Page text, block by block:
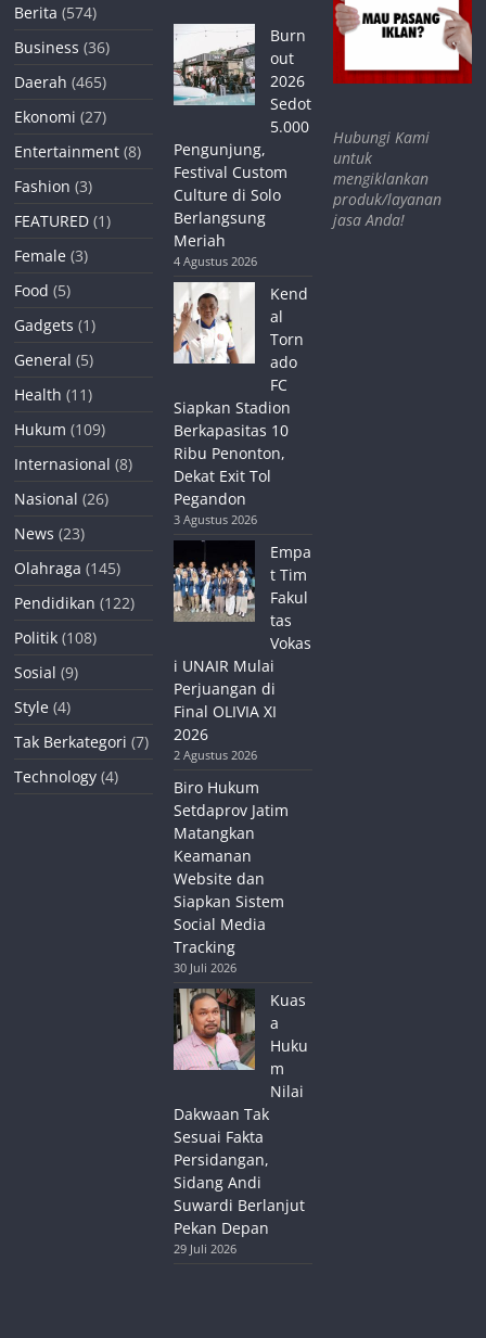
Berita (574)
Business (36)
Daerah (465)
Ekonomi (27)
Entertainment (8)
Fashion (3)
FEATURED (1)
Female (3)
Food (5)
Gadgets (1)
General (5)
Health (11)
Hukum (109)
Internasional (8)
Nasional (26)
News (23)
Olahraga (145)
Pendidikan (122)
Politik (108)
Sosial (9)
Style (4)
Tak Berkategori (7)
Technology (4)
Burn
out
2026
Sedot
5.000
Pengunjung,
Festival Custom
Culture di Solo
Berlangsung
Meriah
4 Agustus 2026
Kend
al
Torn
ado
FC
Siapkan Stadion
Berkapasitas 10
Ribu Penonton,
Dekat Exit Tol
Pegandon
3 Agustus 2026
Empa
t Tim
Fakul
tas
Vokas
i UNAIR Mulai
Perjuangan di
Final OLIVIA XI
2026
2 Agustus 2026
Biro Hukum
Setdaprov Jatim
Matangkan
Keamanan
Website dan
Siapkan Sistem
Social Media
Tracking
30 Juli 2026
Kuas
a
Huku
m
Nilai
Dakwaan Tak
Sesuai Fakta
Persidangan,
Sidang Andi
Suwardi Berlanjut
Pekan Depan
29 Juli 2026
Hubungi Kami
untuk
mengiklankan
produk/layanan
jasa Anda!